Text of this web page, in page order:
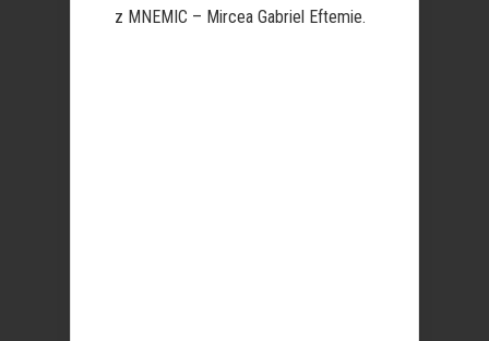
z MNEMIC – Mircea Gabriel Eftemie.